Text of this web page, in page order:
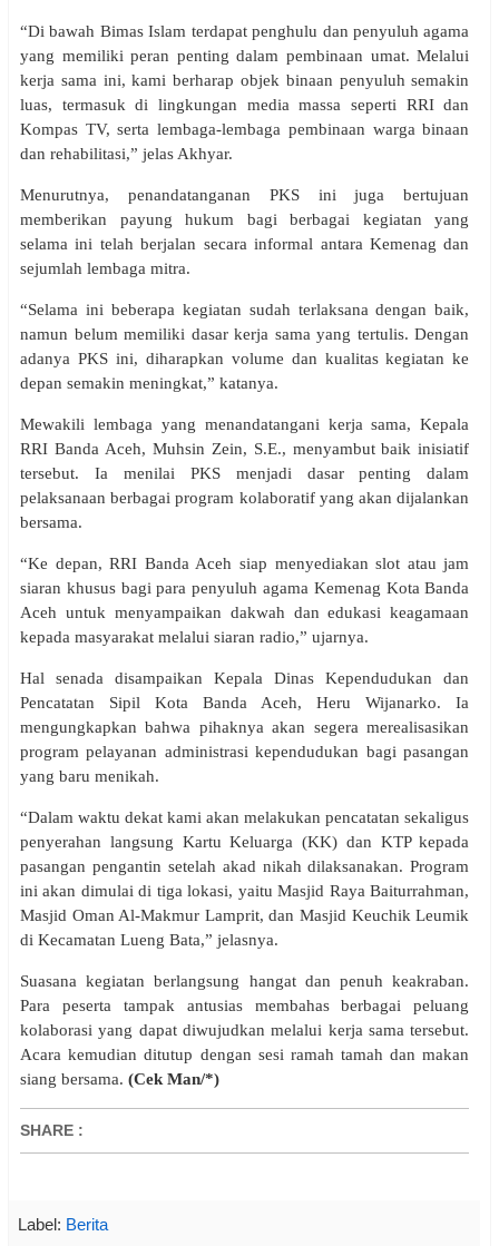
“Di bawah Bimas Islam terdapat penghulu dan penyuluh agama
yang memiliki peran penting dalam pembinaan umat. Melalui
kerja sama ini, kami berharap objek binaan penyuluh semakin
luas, termasuk di lingkungan media massa seperti RRI dan
Kompas TV, serta lembaga-lembaga pembinaan warga binaan
dan rehabilitasi,” jelas Akhyar.
Menurutnya, penandatanganan PKS ini juga bertujuan
memberikan payung hukum bagi berbagai kegiatan yang
selama ini telah berjalan secara informal antara Kemenag dan
sejumlah lembaga mitra.
“Selama ini beberapa kegiatan sudah terlaksana dengan baik,
namun belum memiliki dasar kerja sama yang tertulis. Dengan
adanya PKS ini, diharapkan volume dan kualitas kegiatan ke
depan semakin meningkat,” katanya.
Mewakili lembaga yang menandatangani kerja sama, Kepala
RRI Banda Aceh, Muhsin Zein, S.E., menyambut baik inisiatif
tersebut. Ia menilai PKS menjadi dasar penting dalam
pelaksanaan berbagai program kolaboratif yang akan dijalankan
bersama.
“Ke depan, RRI Banda Aceh siap menyediakan slot atau jam
siaran khusus bagi para penyuluh agama Kemenag Kota Banda
Aceh untuk menyampaikan dakwah dan edukasi keagamaan
kepada masyarakat melalui siaran radio,” ujarnya.
Hal senada disampaikan Kepala Dinas Kependudukan dan
Pencatatan Sipil Kota Banda Aceh, Heru Wijanarko. Ia
mengungkapkan bahwa pihaknya akan segera merealisasikan
program pelayanan administrasi kependudukan bagi pasangan
yang baru menikah.
“Dalam waktu dekat kami akan melakukan pencatatan sekaligus
penyerahan langsung Kartu Keluarga (KK) dan KTP kepada
pasangan pengantin setelah akad nikah dilaksanakan. Program
ini akan dimulai di tiga lokasi, yaitu Masjid Raya Baiturrahman,
Masjid Oman Al-Makmur Lamprit, dan Masjid Keuchik Leumik
di Kecamatan Lueng Bata,” jelasnya.
Suasana kegiatan berlangsung hangat dan penuh keakraban.
Para peserta tampak antusias membahas berbagai peluang
kolaborasi yang dapat diwujudkan melalui kerja sama tersebut.
Acara kemudian ditutup dengan sesi ramah tamah dan makan
siang bersama. (Cek Man/*)
SHARE :
Label: Berita